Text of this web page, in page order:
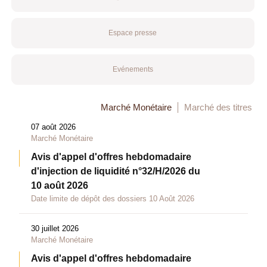
Espace presse
Evénements
Marché Monétaire Marché des titres
07 août 2026
Marché Monétaire
Avis d'appel d'offres hebdomadaire
d'injection de liquidité n°32/H/2026 du
10 août 2026
Date limite de dépôt des dossiers 10 Août 2026
30 juillet 2026
Marché Monétaire
Avis d'appel d'offres hebdomadaire